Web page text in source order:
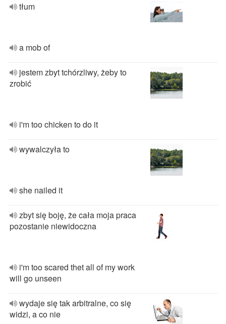
tłum
a mob of
jestem zbyt tchórzliwy, żeby to
zrobić
i'm too chicken to do it
wywalczyła to
she nailed it
zbyt się boję, że cała moja praca
pozostanie niewidoczna
i'm too scared thet all of my work
will go unseen
wydaje się tak arbitralne, co się
widzi, a co nie